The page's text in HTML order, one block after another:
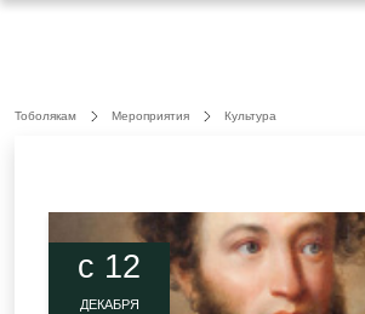
Тоболякам Мероприятия Культура
c 12
ДЕКАБРЯ